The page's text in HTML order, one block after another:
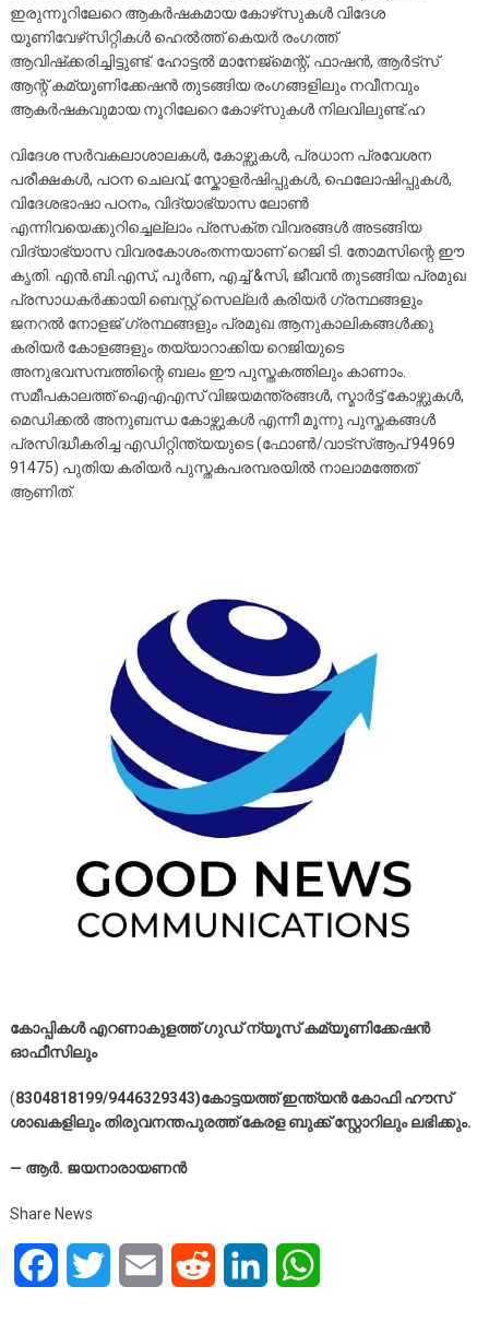
ഇരുന്നൂറിലേറെ ആകർഷകമായ കോഴ്‌സുകൾ വിദേശ
യൂണിവേഴ്‌സിറ്റികൾ ഹെൽത്ത് കെയർ രംഗത്ത്
ആവിഷ്‌ക്കരിച്ചിട്ടുണ്ട്. ഹോട്ടൽ മാനേജ്‌മെന്റ്, ഫാഷൻ, ആർട്‌സ്
ആന്റ് കമ്യൂണിക്കേഷൻ തുടങ്ങിയ രംഗങ്ങളിലും നവീനവും
ആകർഷകവുമായ നൂറിലേറെ കോഴ്‌സുകൾ നിലവിലുണ്ട്.ഹ
വിദേശ സർവകലാശാലകൾ, കോഴ്സുകൾ, പ്രധാന പ്രവേശന
പരീക്ഷകൾ, പഠന ചെലവ്, സ്കോളർഷിപ്പുകൾ, ഫെലോഷിപ്പുകൾ,
വിദേശഭാഷാ പഠനം, വിദ്യാഭ്യാസ ലോൺ
എന്നിവയെക്കുറിച്ചെല്ലാം പ്രസക്ത വിവരങ്ങൾ അടങ്ങിയ
വിദ്യാഭ്യാസ വിവരകോശംതന്നയാണ് റെജി ടി. തോമസിന്റെ ഈ
കൃതി. എൻ.ബി.എസ്, പൂർണ, എച്ച് &സി, ജീവൻ തുടങ്ങിയ പ്രമുഖ
പ്രസാധകർക്കായി ബെസ്റ്റ് സെല്ലർ കരിയർ ഗ്രന്ഥങ്ങളും
ജനറൽ നോളജ് ഗ്രന്ഥങ്ങളും പ്രമുഖ ആനുകാലികങ്ങൾക്കു
കരിയർ കോളങ്ങളും തയ്യാറാക്കിയ റെജിയുടെ
അനുഭവസമ്പത്തിന്റെ ബലം ഈ പുസ്തകത്തിലും കാണാം.
സമീപകാലത്ത് ഐഎഎസ് വിജയമന്ത്രങ്ങൾ, സ്മാർട്ട് കോഴ്സുകൾ,
മെഡിക്കൽ അനുബന്ധ കോഴ്സുകൾ എന്നീ മൂന്നു പുസ്തകങ്ങൾ
പ്രസിദ്ധീകരിച്ച എഡിറ്റിന്ത്യയുടെ (ഫോൺ/വാട്സ്ആപ് 94969
91475) പുതിയ കരിയർ പുസ്തകപരമ്പരയിൽ നാലാമത്തേത്
ആണിത്.
കോപ്പികൾ എറണാകുളത്ത് ഗുഡ് ന്യൂസ് കമ്യൂണിക്കേഷൻ
ഓഫീസിലും
(8304818199/9446329343)കോട്ടയത്ത് ഇന്ത്യൻ കോഫി ഹൗസ്
ശാഖകളിലും തിരുവനന്തപുരത്ത് കേരള ബുക്ക് സ്റ്റോറിലും ലഭിക്കും.
— ആർ. ജയനാരായണൻ
Share News
FacebookTwitter Email Reddit LinkedIn